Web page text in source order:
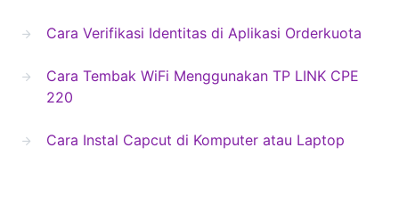
Cara Verifikasi Identitas di Aplikasi Orderkuota
Cara Tembak WiFi Menggunakan TP LINK CPE
220
Cara Instal Capcut di Komputer atau Laptop